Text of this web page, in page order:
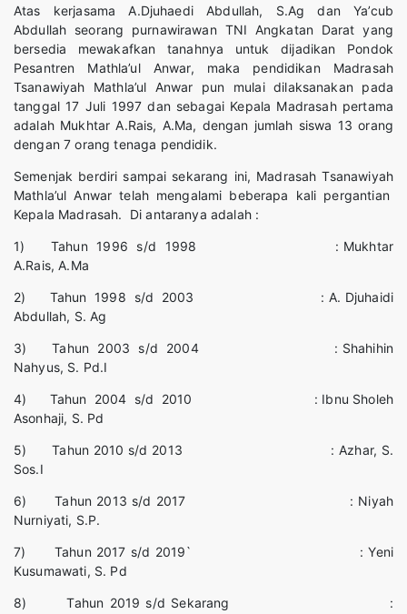
Atas kerjasama A.Djuhaedi Abdullah, S.Ag dan Ya’cub
Abdullah seorang purnawirawan TNI Angkatan Darat yang
bersedia mewakafkan tanahnya untuk dijadikan Pondok
Pesantren Mathla’ul Anwar, maka pendidikan Madrasah
Tsanawiyah Mathla’ul Anwar pun mulai dilaksanakan pada
tanggal 17 Juli 1997 dan sebagai Kepala Madrasah pertama
adalah Mukhtar A.Rais, A.Ma, dengan jumlah siswa 13 orang
dengan 7 orang tenaga pendidik.
Semenjak berdiri sampai sekarang ini, Madrasah Tsanawiyah
Mathla’ul Anwar telah mengalami beberapa kali pergantian
Kepala Madrasah. Di antaranya adalah :
1) Tahun 1996 s/d 1998 : Mukhtar
A.Rais, A.Ma
2) Tahun 1998 s/d 2003 : A. Djuhaidi
Abdullah, S. Ag
3) Tahun 2003 s/d 2004 : Shahihin
Nahyus, S. Pd.I
4) Tahun 2004 s/d 2010 : Ibnu Sholeh
Asonhaji, S. Pd
5) Tahun 2010 s/d 2013 : Azhar, S.
Sos.I
6) Tahun 2013 s/d 2017 : Niyah
Nurniyati, S.P.
7) Tahun 2017 s/d 2019` : Yeni
Kusumawati, S. Pd
8) Tahun 2019 s/d Sekarang :